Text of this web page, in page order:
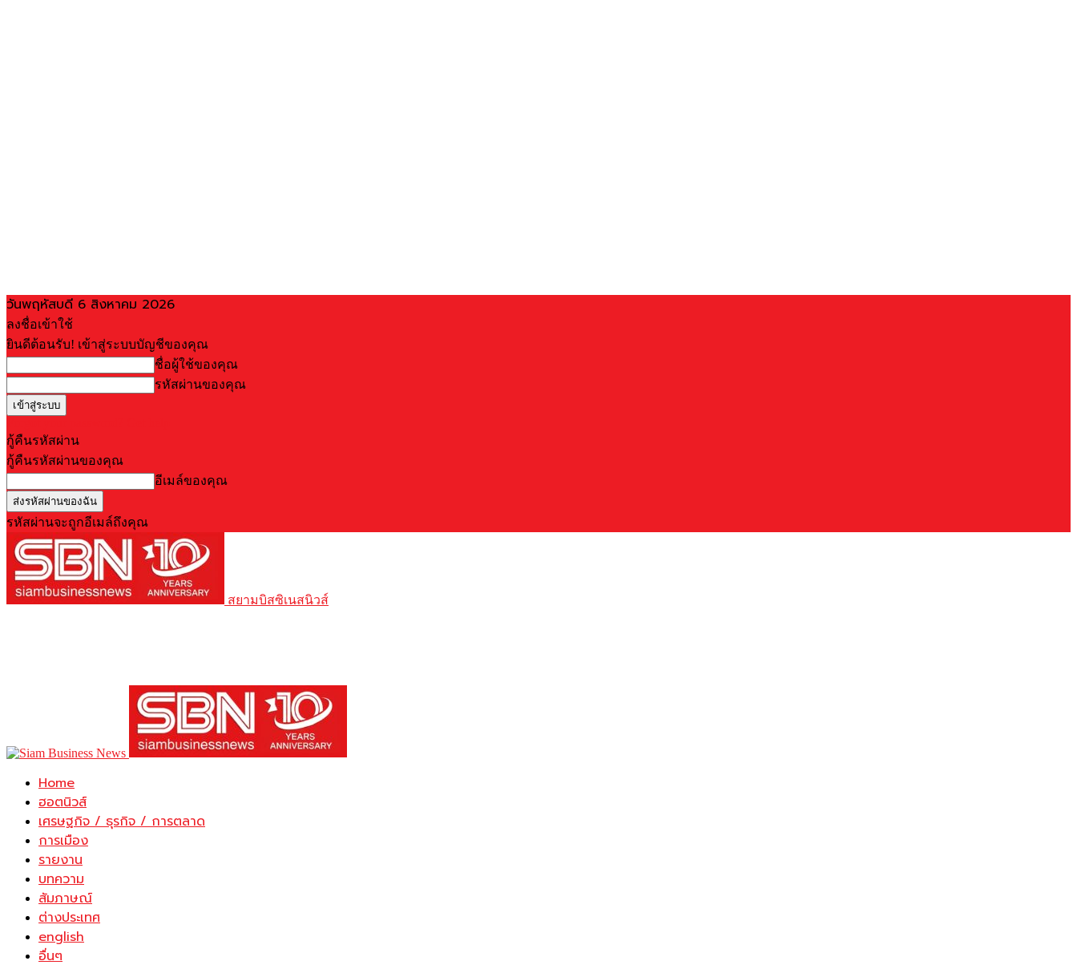
วันพฤหัสบดี 6 สิงหาคม 2026
ลงชื่อเข้าใช้
ยินดีต้อนรับ! เข้าสู่ระบบบัญชีของคุณ
ชื่อผู้ใช้ของคุณ
รหัสผ่านของคุณ
กู้คืนรหัสผ่าน
กู้คืนรหัสผ่านของคุณ
อีเมล์ของคุณ
รหัสผ่านจะถูกอีเมล์ถึงคุณ
สยามบิสซิเนสนิวส์
Home
ฮอตนิวส์
เศรษฐกิจ / ธุรกิจ / การตลาด
การเมือง
รายงาน
บทความ
สัมภาษณ์
ต่างประเทศ
english
อื่นๆ